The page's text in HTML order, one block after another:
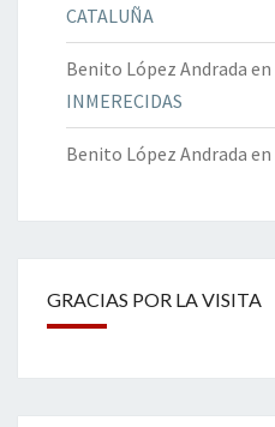
CATALUÑA
Benito López Andrada en
INMERECIDAS
Benito López Andrada en
GRACIAS POR LA VISITA